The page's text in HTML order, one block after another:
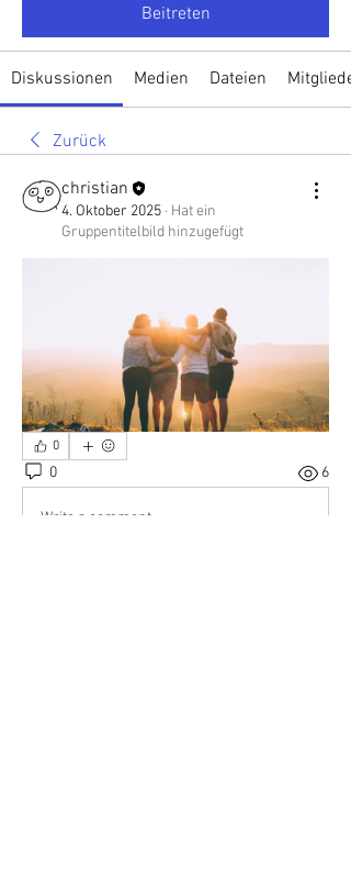
Beitreten
Diskussionen Medien Dateien Mitglieder
Zurück
christian
4. Oktober 2025 · Hat ein
Gruppentitelbild hinzugefügt
0
0 6
Write a comment...